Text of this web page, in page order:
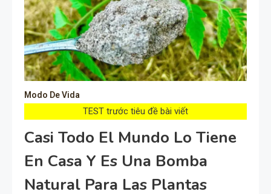
Modo De Vida
TEST trước tiêu đề bài viết
Casi Todo El Mundo Lo Tiene
En Casa Y Es Una Bomba
Natural Para Las Plantas